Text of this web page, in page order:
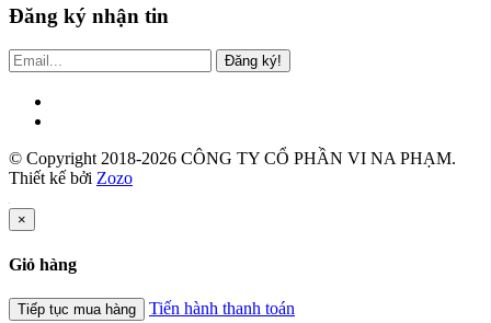
Đăng ký nhận tin
Đăng ký!
© Copyright 2018-2026 CÔNG TY CỔ PHẦN VI NA PHẠM.
Thiết kế bởi Zozo
×
Giỏ hàng
Tiếp tục mua hàng Tiến hành thanh toán